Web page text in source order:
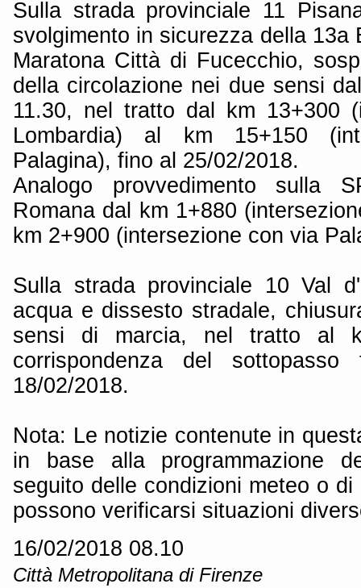
Sulla strada provinciale 11
svolgimento in sicurezza della 13a
Maratona Città di Fucecchio,
della circolazione nei due sensi
11.30, nel tratto dal km 13+300
Lombardia) al km 15+150
Palagina), fino al 25/02/2018.
Analogo provvedimento sulla
Romana dal km 1+880
km 2+900 (intersezione con via
Sulla strada provinciale 10 Val
acqua e dissesto stradale,
sensi di marcia, nel tratto al
corrispondenza del
18/02/2018.
Nota: Le notizie contenute in
in base alla programmazione
seguito delle condizioni meteo o
possono verificarsi situazioni
16/02/2018 08.10
Città Metropolitana di Firenze